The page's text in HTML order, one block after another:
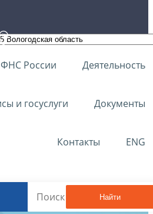
России Деятельность
и госуслуги Документы
Контакты ENG
Найти